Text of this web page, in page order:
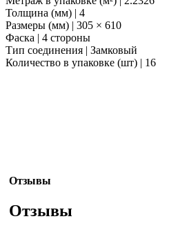
Толщина (мм) | 4
Размеры (мм) | 305 × 610
Фаска | 4 стороны
Тип соединения | Замковый
Количество в упаковке (шт) | 16
Отзывы
Отзывы